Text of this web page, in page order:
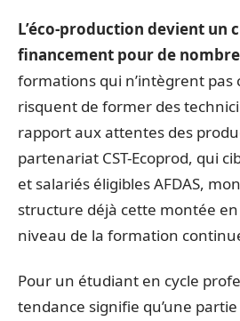
L’éco-production devient un
financement pour de
formations qui n’intègrent pas
risquent de former des
rapport aux attentes des
partenariat CST-Ecoprod, qui
et salariés éligibles AFDAS,
structure déjà cette montée
niveau de la formation
Pour un étudiant en cycle
tendance signifie qu’une